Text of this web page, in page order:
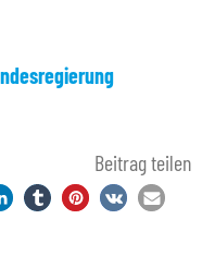
Beitrag teilen